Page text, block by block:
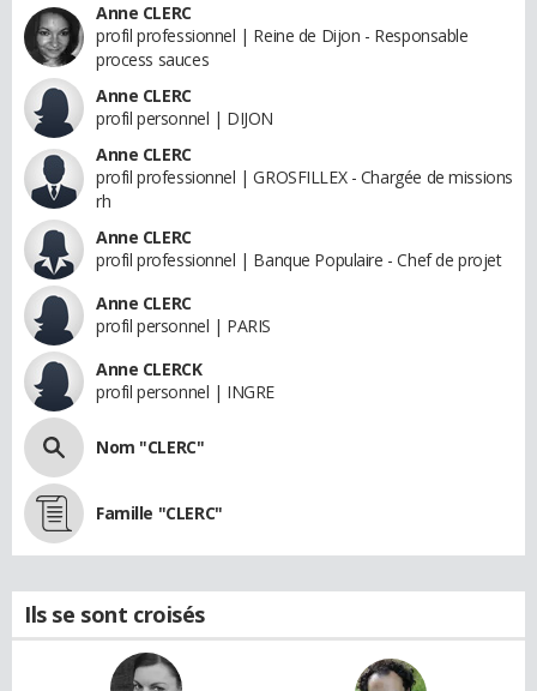
Anne CLERC
profil professionnel | Reine de Dijon - Responsable
process sauces
Anne CLERC
profil personnel | DIJON
Anne CLERC
profil professionnel | GROSFILLEX - Chargée de missions
rh
Anne CLERC
profil professionnel | Banque Populaire - Chef de projet
Anne CLERC
profil personnel | PARIS
Anne CLERCK
profil personnel | INGRE
Nom "CLERC"
Famille "CLERC"
Ils se sont croisés